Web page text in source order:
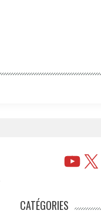
YouTube
X
CATÉGORIES